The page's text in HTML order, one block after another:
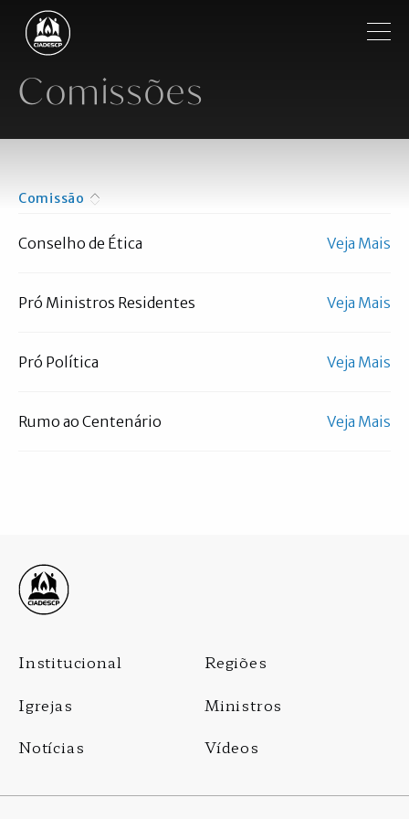
Pular para o conteúdo principal
Ministros
Notícias
Comissões
Comissão Ordenação
Ordenação
Conselho de Ética Veja Mais
Pró Ministros Residentes Veja Mais
Pró Política Veja Mais
Rumo ao Centenário Veja Mais
Footer
Menu
Institucional
Regiões
Igrejas
Ministros
Notícias
Vídeos